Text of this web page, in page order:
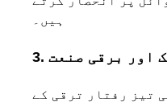
ہیں۔
اور برقی صنعت
تیز رفتار ترقی کے